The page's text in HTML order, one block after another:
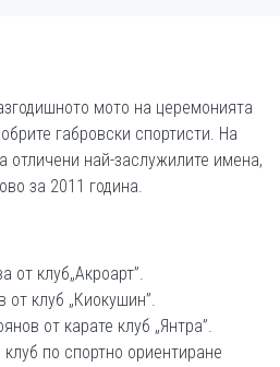
мото на церемонията
габровски спортисти. На
отличени най-заслужилите имена,
за 2011 година.
от клуб„Акроарт”.
от клуб „Киокушин”.
от карате клуб „Янтра”.
по спортно ориентиране